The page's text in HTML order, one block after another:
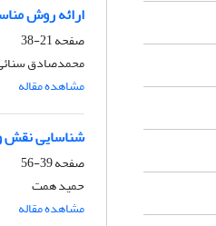
ارائه روش
صفحه21-38
محمدصادق
مشاهده مقاله
شناسایی نقش
صفحه39-56
حمید همت
مشاهده مقاله